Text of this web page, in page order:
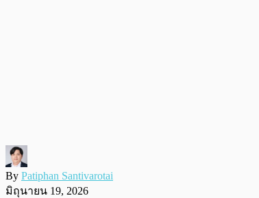
By Patiphan Santivarotai
มิถุนายน 19, 2026